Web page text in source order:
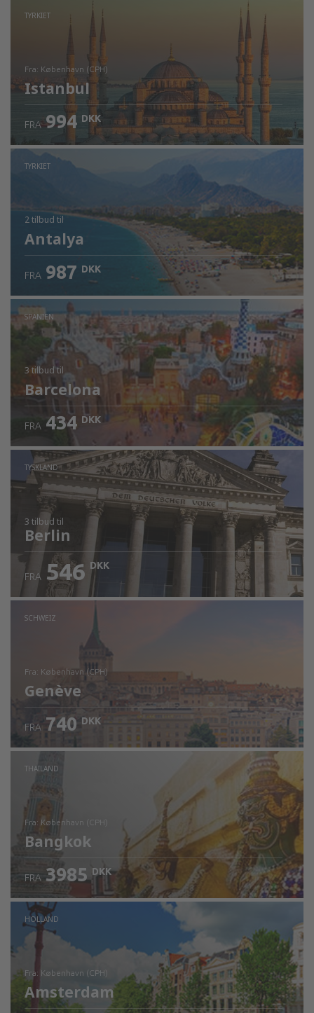
TYRKIET
fra: København (CPH)
Istanbul
Kontrollér oplysninger
FRA 994 DKK
TYRKIET
2 tilbud til
Antalya
FRA 987 DKK
SPANIEN
3 tilbudtil
Barcelona
FRA 434 DKK
TYSKLAND
3 tilbud til
Berlin
FRA 546 DKK
SCHWEIZ
fra: København (CPH)
Genève
Kontrollér oplysninger
FRA 740 DKK
THAILAND
fra: København (CPH)
Bangkok
Kontrollér oplysninger
FRA 3985 DKK
HOLLAND
fra: København (CPH)
Amsterdam